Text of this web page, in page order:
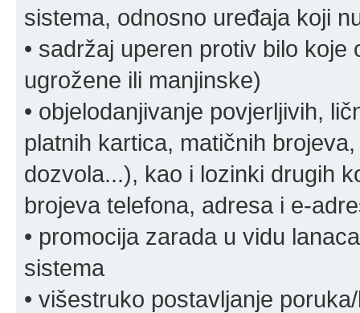
sistema, odnosno uređaja koji
• sadržaj uperen protiv bilo
ugrožene ili manjinske)
• objelodanjivanje povjerljivih,
platnih kartica, matičnih
dozvola...), kao i lozinki drugih
brojeva telefona, adresa i e-
• promocija zarada u vidu
sistema
• višestruko postavljanje